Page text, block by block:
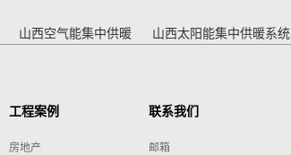
山西空气能集中供暖 山西太阳能集中供暖系统
工程案例
房地产
联系我们
邮箱